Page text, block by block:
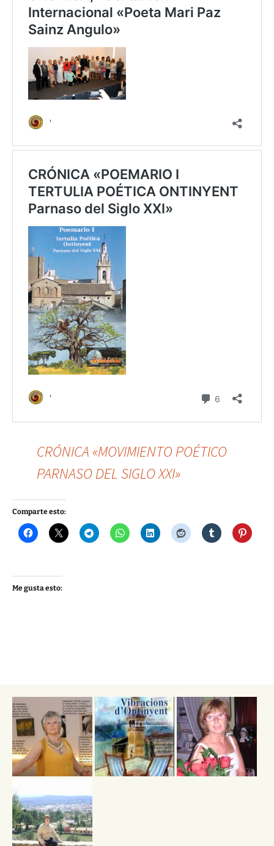
CRÓNICA «MOVIMIENTO POÉTICO
PARNASO DEL SIGLO XXI»
Comparte esto:
Me gusta esto: